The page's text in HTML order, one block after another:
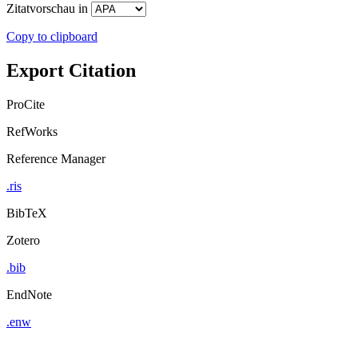
Zitatvorschau in
Copy to clipboard
Export Citation
ProCite
RefWorks
Reference Manager
.ris
BibTeX
Zotero
.bib
EndNote
.enw